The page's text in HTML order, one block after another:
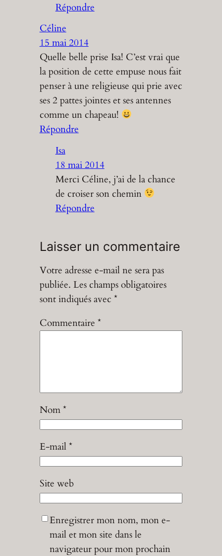
Répondre
Céline
15 mai 2014
Quelle belle prise Isa! C’est vrai que
la position de cette empuse nous fait
penser à une religieuse qui prie avec
ses 2 pattes jointes et ses antennes
comme un chapeau!
Répondre
Isa
18 mai 2014
Merci Céline, j’ai de la chance
de croiser son chemin
Répondre
Laisser un commentaire
Votre adresse e-mail ne sera pas
publiée. Les champs obligatoires
sont indiqués avec *
Commentaire *
Nom*
E-mail*
Site web
Enregistrer mon nom, mon e-
mail et mon site dans le
navigateur pour mon prochain